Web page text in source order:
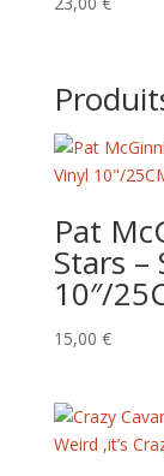
Pat
Stars –
10″/
15,00 €